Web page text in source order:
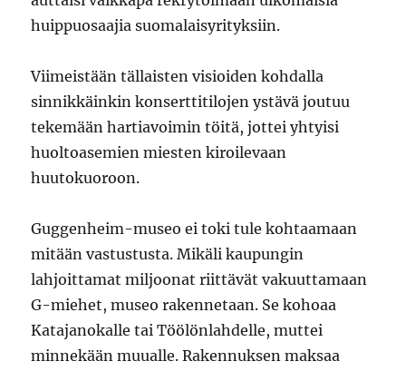
huippuosaajia suomalaisyrityksiin.
Viimeistään tällaisten visioiden kohdalla
sinnikkäinkin konserttitilojen ystävä joutuu
tekemään hartiavoimin töitä, jottei yhtyisi
huoltoasemien miesten kiroilevaan
huutokuoroon.
Guggenheim-museo ei toki tule kohtaamaan
mitään vastustusta. Mikäli kaupungin
lahjoittamat miljoonat riittävät vakuuttamaan
G-miehet, museo rakennetaan. Se kohoaa
Katajanokalle tai Töölönlahdelle, muttei
minnekään muualle. Rakennuksen maksaa